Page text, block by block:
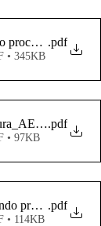
.pdf
• 345KB
.pdf
• 97KB
procedimento
.pdf
• 114KB